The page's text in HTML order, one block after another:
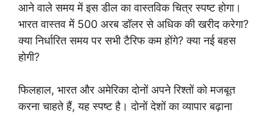
आने वाले समय में इस डील का वास्तविक चित्र स्पष्ट होगा।
भारत वास्तव में 500 अरब डॉलर से अधिक की खरीद करेगा?
क्या निर्धारित समय पर सभी टैरिफ कम होंगे? क्या नई बहस
होगी?
फिलहाल, भारत और अमेरिका दोनों अपने रिश्तों को मजबूत
करना चाहते हैं, यह स्पष्ट है। दोनों देशों का व्यापार बढ़ाना